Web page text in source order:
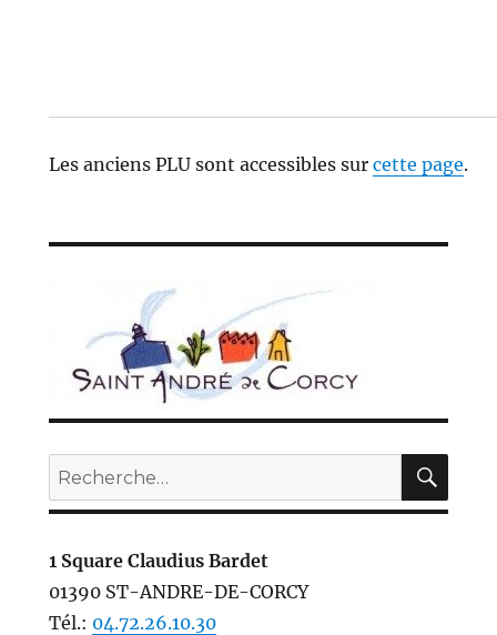
Les anciens PLU sont accessibles sur cette page.
Recherche
pour :
1 Square Claudius Bardet
01390 ST-ANDRE-DE-CORCY
Tél.: 04.72.26.10.30